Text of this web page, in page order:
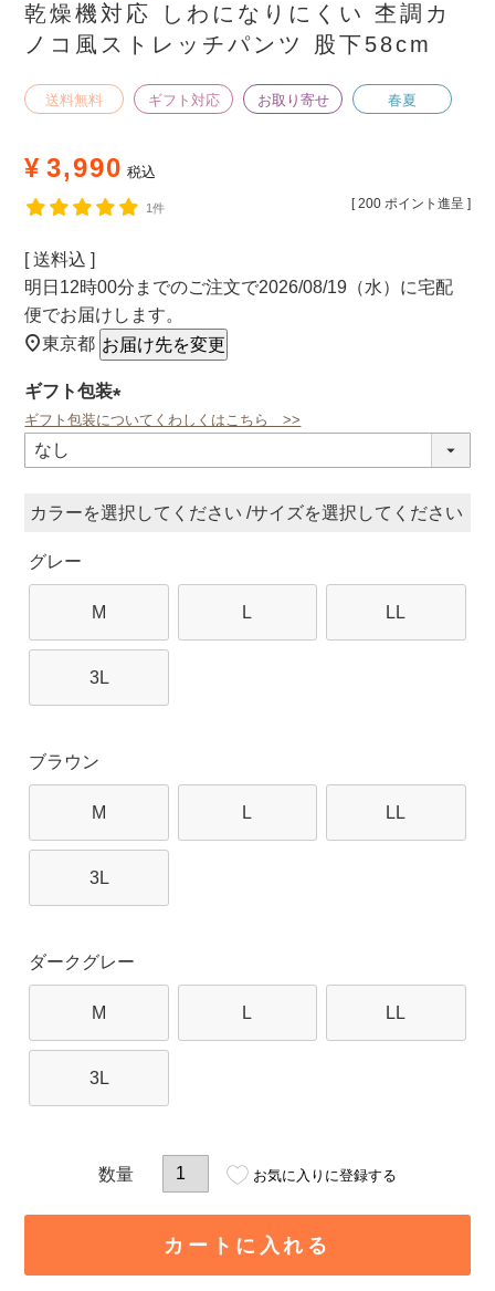
乾燥機対応 しわになりにくい 杢調カ
ノコ風ストレッチパンツ 股下58cm
送料無料 ギフト対応 お取り寄せ 春夏
¥ 3,990 税込
[ 200 ポイント進呈 ]
1件
送料込
明日 12時00分 までのご注文で2026/08/19（水） に宅配
便でお届けします。
東京都 お届け先を変更
ギフト包装
(必
ギフト包装についてくわしくはこちら >>
カラー サイズ
グレー
M L LL
3L
ブラウン
M L LL
3L
ダークグレー
M L LL
3L
お気に入りに登録する
カートに入れる